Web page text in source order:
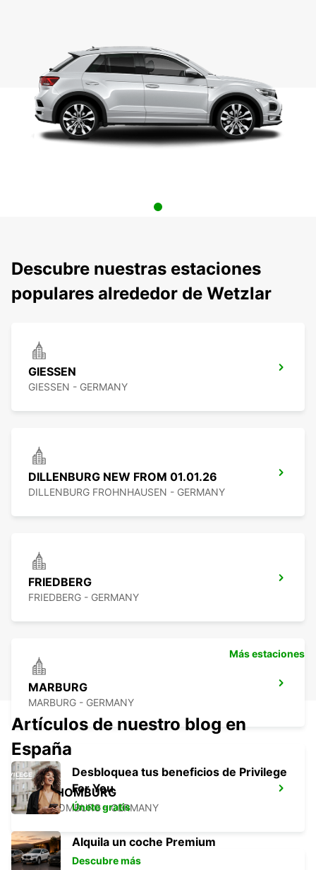
Descubre nuestras estaciones
populares alrededor de Wetzlar
GIESSEN
GIESSEN - GERMANY
DILLENBURG NEW FROM 01.01.26
DILLENBURG FROHNHAUSEN - GERMANY
FRIEDBERG
FRIEDBERG - GERMANY
MARBURG
MARBURG - GERMANY
BAD HOMBURG
BAD HOMBURG - GERMANY
Más estaciones
Artículos de nuestro blog en
España
Desbloquea tus beneficios de Privilege
For You
Únete gratis
Alquila un coche Premium
Descubre más